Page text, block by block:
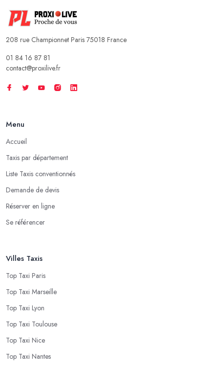
208 rue Championnet Paris 75018 France
01 84 16 87 81
contact@proxilive.fr
Menu
Accueil
Taxis par département
Liste Taxis conventionnés
Demande de devis
Réserver en ligne
Se référencer
Villes Taxis
Top Taxi Paris
Top Taxi Marseille
Top Taxi Lyon
Top Taxi Toulouse
Top Taxi Nice
Top Taxi Nantes